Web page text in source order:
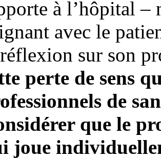
à l’hôpital –
avec le
sur son
perte de sens
de
que le
joue